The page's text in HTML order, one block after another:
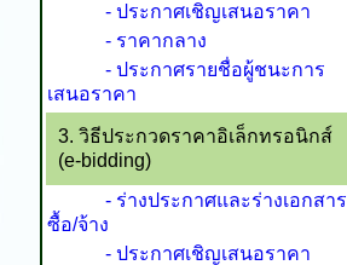
- ประกาศเชิญเสนอราคา
- ราคากลาง
- ประกาศรายชื่อผู้ชนะการ
เสนอราคา
3. วิธีประกวดราคาอิเล็กทรอนิกส์
(e-bidding)
- ร่างประกาศและร่างเอกสาร
ซื้อ/จ้าง
- ประกาศเชิญเสนอราคา